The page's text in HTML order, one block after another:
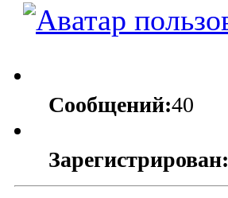
Сообщений:40
Зарегистрирован: